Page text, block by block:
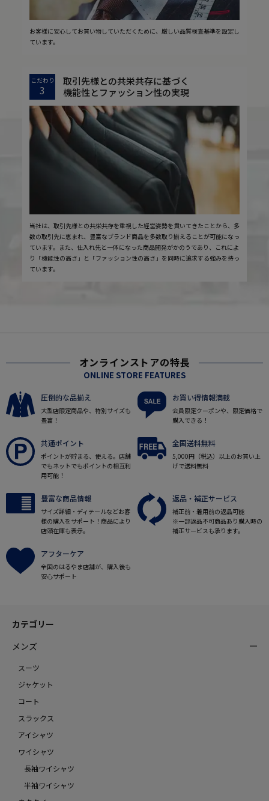
お客様に安心してお買い物していただくために、厳しい品質検査基準を設定し
ています。
こだわり
3
取引先様との共栄共存に基づく
機能性とファッション性の実現
当社は、取引先様との共栄共存を重視した経営姿勢を貫いてきたことから、多
数の取引先に恵まれ、豊富なブランド商品を多数取り揃えることが可能になっ
ています。また、仕入れ先と一体になった商品開発がかのうであり、これによ
り「機能性の高さ」と「ファッション性の高さ」を同時に追求する強みを持っ
ています。
オンラインストアの特長
ONLINE STORE FEATURES
圧倒的な品揃え
大型店限定商品や、特別サイズも
豊富！
お買い得情報満載
会員限定クーポンや、限定価格で
購入できる！
共通ポイント
ポイントが貯まる、使える。店舗
でもネットでもポイントの相互利
用可能！
全国送料無料
5,000円（税込）以上のお買い上
げで送料無料
豊富な商品情報
サイズ詳細・ディテールなどお客
様の購入をサポート！商品により
店頭在庫も表示。
返品・補正サービス
補正前・着用前の返品可能
※一部返品不可商品あり購入時の
補正サービスも承ります。
アフターケア
全国のはるやま店舗が、購入後も
安心サポート
カテゴリー
メンズ
スーツ
ジャケット
コート
スラックス
アイシャツ
ワイシャツ
長袖ワイシャツ
半袖ワイシャツ